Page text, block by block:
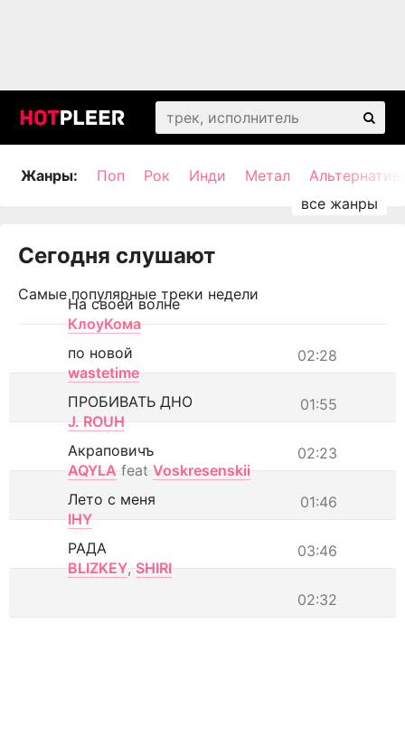
Жанры: Поп Рок Инди Метал
Сегодня слушают
Самые популярные треки недели
На своей волне
КлоуКома
02:28
по новой
wastetime
01:55
ПРОБИВАТЬ ДНО
J. ROUH
02:23
Акраповичъ
AQYLA feat Voskresenskii
01:46
Лето с меня
IHY
03:46
РАДА
BLIZKEY, SHIRI
02:32